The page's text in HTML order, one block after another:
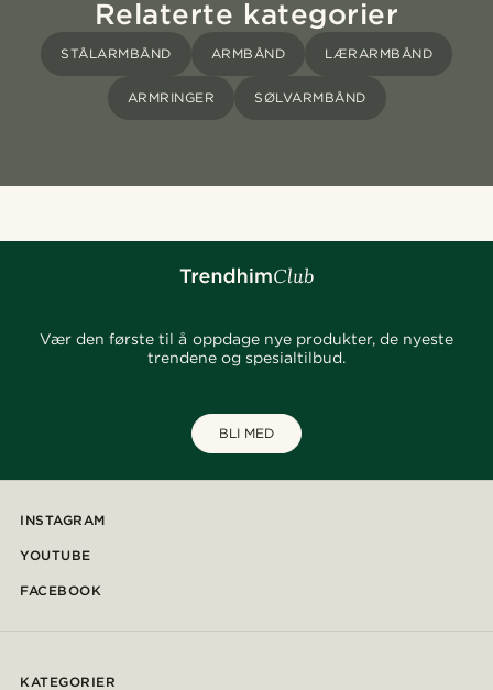
Relaterte kategorier
STÅLARMBÅND ARMBÅND LÆRARMBÅND
ARMRINGER SØLVARMBÅND
Vær den første til å oppdage nye produkter, de nyeste
trendene og spesialtilbud.
BLI MED
INSTAGRAM
YOUTUBE
FACEBOOK
KATEGORIER